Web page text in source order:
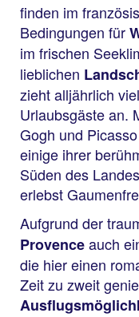
finden im
Bedingungen für
im frischen
lieblichen
zieht alljährlich
Urlaubsgäste an.
Gogh und
einige ihrer
Süden des
erlebst
Aufgrund der
Provenceauch
die hier einen
Zeit zu zweit